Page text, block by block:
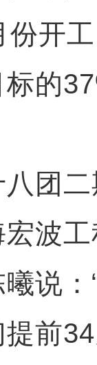
份开
的
团二
波
说
前